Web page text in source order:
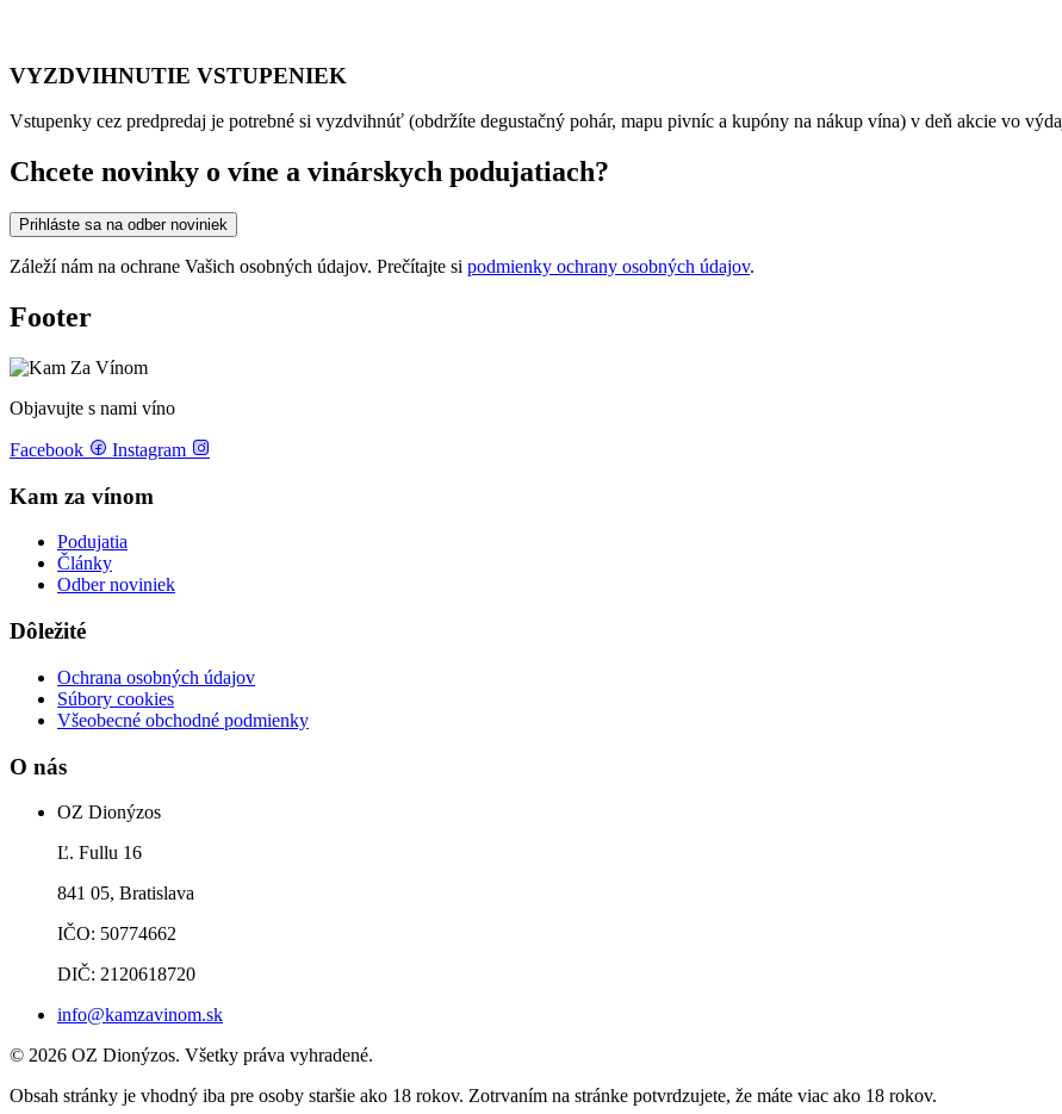
VYZDVIHNUTIE VSTUPENIEK
Vstupenky cez predpredaj je potrebné si vyzdvihnúť (obdržíte degustačný pohár, mapu pivníc a kupóny na nákup vína) v deň akcie vo
Chcete novinky o víne a vinárskych podujatiach?
Prihláste sa na odber noviniek
Záleží nám na ochrane Vašich osobných údajov. Prečítajte si podmienky ochrany osobných údajov.
Footer
Objavujte s nami víno
Facebook Instagram
Kam za vínom
Podujatia
Články
Odber noviniek
Dôležité
Ochrana osobných údajov
Súbory cookies
Všeobecné obchodné podmienky
O nás
OZ Dionýzos
Ľ. Fullu 16
841 05, Bratislava
IČO: 50774662
DIČ: 2120618720
info@kamzavinom.sk
© 2026 OZ Dionýzos. Všetky práva vyhradené.
Obsah stránky je vhodný iba pre osoby staršie ako 18 rokov. Zotrvaním na stránke potvrdzujete, že máte viac ako 18 rokov.